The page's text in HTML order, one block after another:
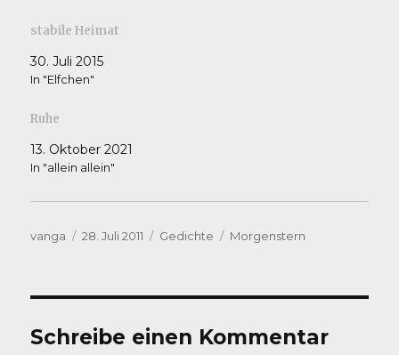
stabile Heimat
30. Juli 2015
In "Elfchen"
Ruhe
13. Oktober 2021
In "allein allein"
Autor
vanga
Veröffentlicht
28. Juli 2011 Kategorien
Gedichte Schlagwörter
Morgenstern
Schreibe einen Kommentar